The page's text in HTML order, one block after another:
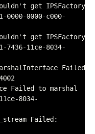
get IPSFactory
0000-c000-
get IPSFactory
11ce-8034-
Failed
Failed to marshal
8034-
Failed: